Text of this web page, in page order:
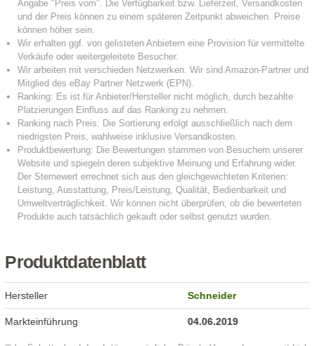
Produktdatenblatt
Hersteller Schneider
Markteinführung 04.06.2019